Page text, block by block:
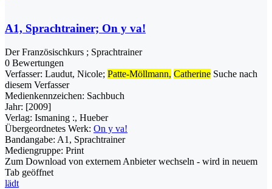
A1, Sprachtrainer; On y va!
Der Französischkurs ; Sprachtrainer
0 Bewertungen
Verfasser: Laudut, Nicole; Patte-Möllmann, Catherine Suche nach
diesem Verfasser
Medienkennzeichen: Sachbuch
Jahr: [2009]
Verlag: Ismaning :, Hueber
Übergeordnetes Werk: On y va!
Bandangabe: A1, Sprachtrainer
Mediengruppe: Print
Zum Download von externem Anbieter wechseln - wird in neuem
Tab geöffnet
lädt